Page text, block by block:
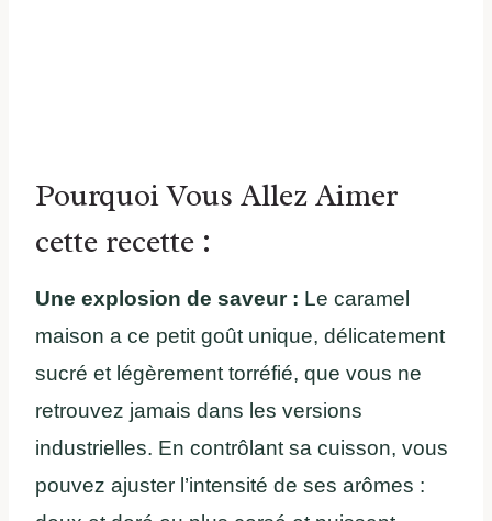
Pourquoi Vous Allez Aimer
cette recette :
Une explosion de saveur : Le caramel
maison a ce petit goût unique, délicatement
sucré et légèrement torréfié, que vous ne
retrouvez jamais dans les versions
industrielles. En contrôlant sa cuisson, vous
pouvez ajuster l’intensité de ses arômes :